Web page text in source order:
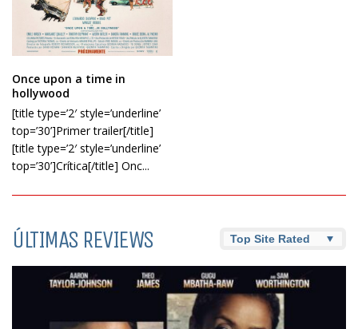
Once upon a time in
hollywood
[title type=’2′ style=’underline’
top=’30’]Primer trailer[/title]
[title type=’2′ style=’underline’
top=’30’]Crítica[/title] Onc...
ÚLTIMAS REVIEWS